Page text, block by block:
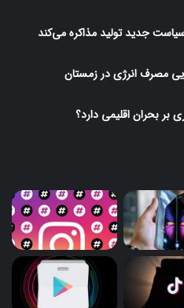
جدید تولید مذاکره می‌کند
مصرف انرژی در زمستان
بر بحران اقلیمی دارد؟